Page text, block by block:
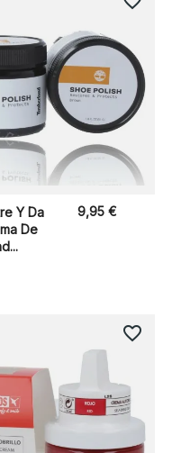
Y Da
De
9,95 €
favorite_border